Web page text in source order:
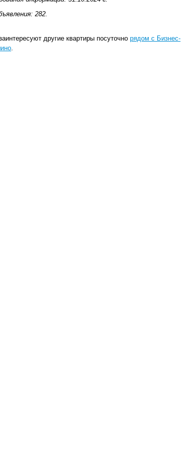
282.
другие квартиры посуточно рядом с Бизнес-
.